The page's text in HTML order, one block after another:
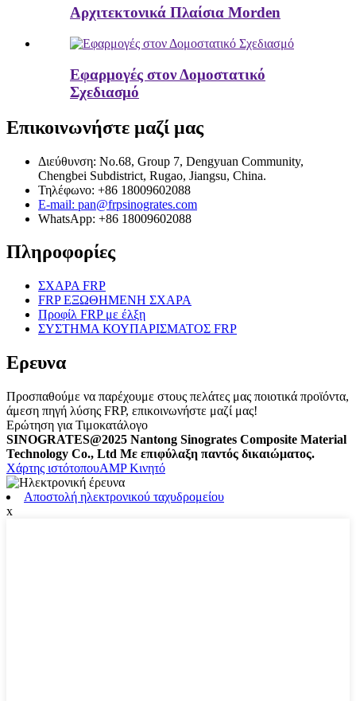
Αρχιτεκτονικά Πλαίσια Morden
Εφαρμογές στον Δομοστατικό
Σχεδιασμό
Επικοινωνήστε μαζί μας
Διεύθυνση: No.68, Group 7, Dengyuan Community,
Chengbei Subdistrict, Rugao, Jiangsu, China.
Τηλέφωνο: +86 18009602088
E-mail: pan@frpsinogrates.com
WhatsApp: +86 18009602088
Πληροφορίες
ΣΧΑΡΑ FRP
FRP ΕΞΩΘΗΜΕΝΗ ΣΧΑΡΑ
Προφίλ FRP με έλξη
ΣΥΣΤΗΜΑ ΚΟΥΠΑΡΙΣΜΑΤΟΣ FRP
Ερευνα
Προσπαθούμε να παρέχουμε στους πελάτες μας ποιοτικά προϊόντα,
άμεση πηγή λύσης FRP, επικοινωνήστε μαζί μας!
Ερώτηση για Τιμοκατάλογο
SINOGRATES@2025 Nantong Sinogrates Composite Material
Technology Co., Ltd Με επιφύλαξη παντός δικαιώματος.
Χάρτης ιστότοπουAMP Κινητό
Αποστολή ηλεκτρονικού ταχυδρομείου
x